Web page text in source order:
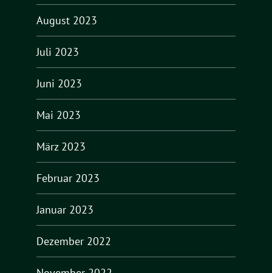
August 2023
Juli 2023
Juni 2023
Mai 2023
März 2023
Februar 2023
Januar 2023
Dezember 2022